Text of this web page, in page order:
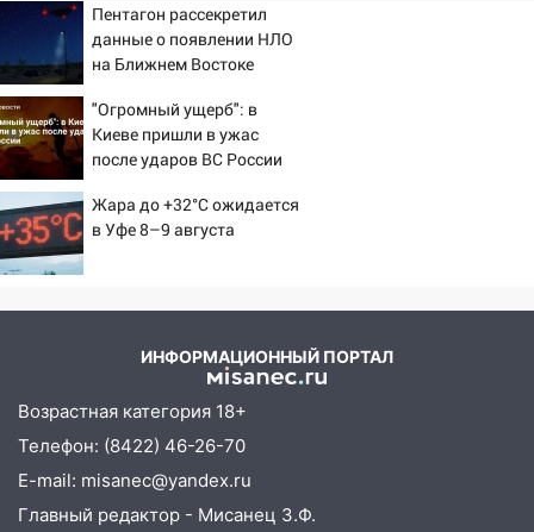
12:34
На Ульяновскую область
надвигается сильнейшая непогода: град
и шквал до 27 м/с
12:31
Ульяновец хотел купить иномарку
из Европы и потерял 760 тысяч рублей
12:20
столкнулись «Лада» и Chevrolet:
пострадал 14-летний подросток
12:00
августа: список АЗС
Заснул рядом с ребёнком и
случайно задушил его: суд вынес
приговор
11:38 В Ленинском районе пожар
полностью уничтожил дачный дом и
Пентагон рассекретил
данные о появлении НЛО
на Ближнем Востоке
"Огромный ущерб": в
Киеве пришли в ужас
после ударов ВС России
Жара до +32°C ожидается
в Уфе 8–9 августа
ИНФОРМАЦИОННЫЙ ПОРТАЛ
Возрастная категория 18+
Телефон: (8422) 46-26-70
E-mail: misanec@yandex.ru
Главный редактор - Мисанец З.Ф.